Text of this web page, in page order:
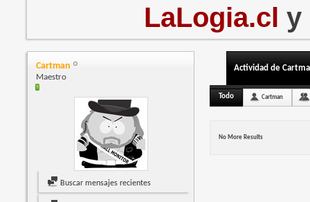
LaLogia.cl y
Cartman
Maestro
Buscar mensajes recientes
Actividad de
Todo Cartman
No More Results